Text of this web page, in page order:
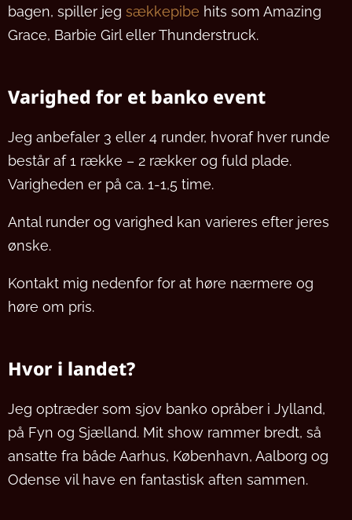
bagen, spiller jeg sækkepibe hits som Amazing
Grace, Barbie Girl eller Thunderstruck.
Varighed for et banko event
Jeg anbefaler 3 eller 4 runder, hvoraf hver runde
består af 1 række – 2 rækker og fuld plade.
Varigheden er på ca. 1-1,5 time.
Antal runder og varighed kan varieres efter jeres
ønske.
Kontakt mig nedenfor for at høre nærmere og
høre om pris.
Hvor i landet?
Jeg optræder som sjov banko opråber i Jylland,
på Fyn og Sjælland. Mit show rammer bredt, så
ansatte fra både Aarhus, København, Aalborg og
Odense vil have en fantastisk aften sammen.